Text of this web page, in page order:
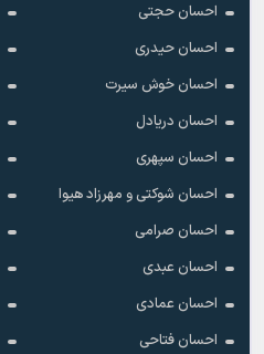
احسان حجتی
احسان حیدری
احسان خوش سیرت
احسان دریادل
احسان سپهری
احسان شوکتی و مهرزاد هیوا
احسان صرامی
احسان عبدی
احسان عمادی
احسان فتاحی